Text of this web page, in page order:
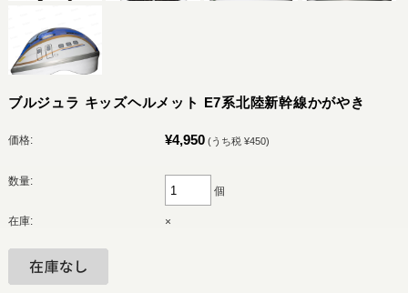
ブルジュラ キッズヘルメット E7系北陸新幹線かがやき
価格: ¥4,950 (うち税 ¥450)
数量:
個
在庫: ×